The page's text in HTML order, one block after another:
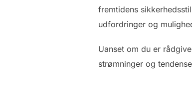
fremtidens
udfordringer og
Uanset om du er
strømninger og